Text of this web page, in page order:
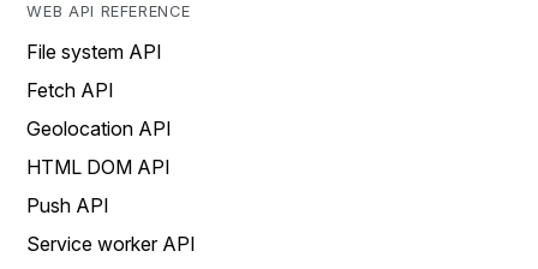
WEB API REFERENCE
File system API
Fetch API
Geolocation API
HTML DOM API
Push API
Service worker API